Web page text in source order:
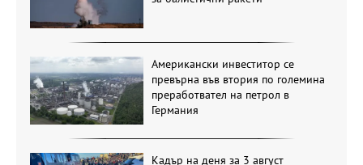
Американски инвеститор се
превърна във втория по големина
преработвател на петрол в
Германия
Кадър на деня за 3 август